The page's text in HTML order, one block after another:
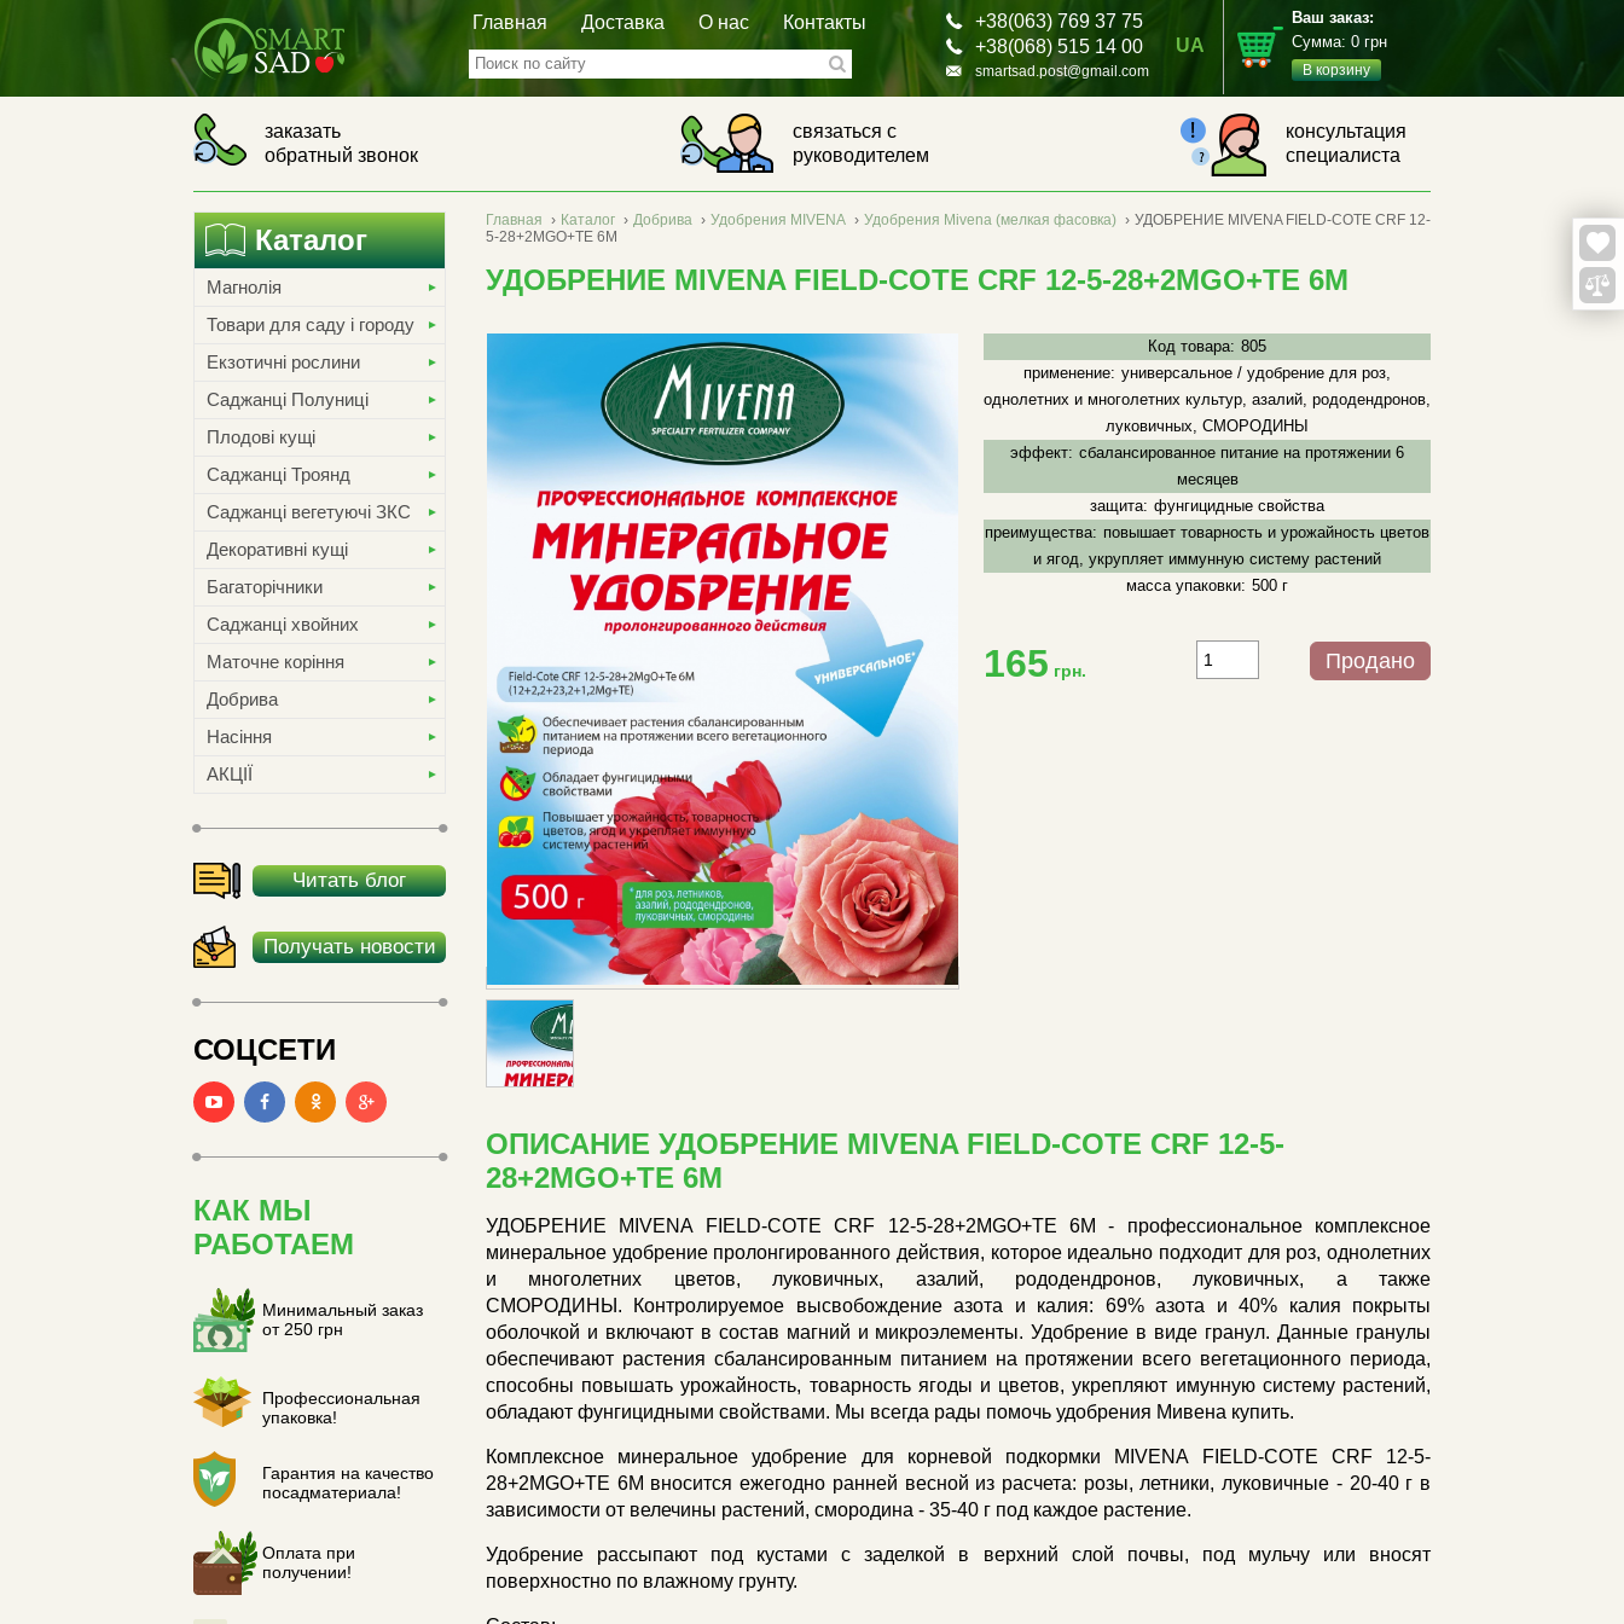
Главная Доставка О нас Контакты
+38(063) 769 37 75
+38(068) 515 14 00
smartsad.post@gmail.com
UA
Ваш заказ:
Сумма: 0 грн
В корзину
заказать
обратный звонок
связаться с
руководителем
консультация
специалиста
Каталог
Магнолія
Товари для саду і городу
Екзотичні рослини
Саджанці Полуниці
Плодові кущі
Саджанці Троянд
Саджанці вегетуючі ЗКС
Декоративні кущі
Багаторічники
Саджанці хвойних
Маточне коріння
Добрива
Насіння
АКЦІЇ
Читать блог
Получать новости
СОЦСЕТИ
КАК МЫ
РАБОТАЕМ
Минимальный заказ
от 250 грн
Профессиональная
упаковка!
Гарантия на качество
посадматериала!
Оплата при
получении!
Главная › Каталог › Добрива › Удобрения MIVENA › Удобрения Mivena (мелкая фасовка) › УДОБРЕНИЕ MIVENA FIELD-COTE CRF 12-
5-28+2MGO+TE 6M
УДОБРЕНИЕ MIVENA FIELD-COTE CRF 12-5-28+2MGO+TE 6M
Код товара: 805
применение: универсальное / удобрение для роз,
однолетних и многолетних культур, азалий, рододендронов,
луковичных, СМОРОДИНЫ
эффект: сбалансированное питание на протяжении 6
месяцев
защита: фунгицидные свойства
преимущества: повышает товарность и урожайность цветов
и ягод, укрупляет иммунную систему растений
масса упаковки: 500 г
165 грн. Продано
ОПИСАНИЕ УДОБРЕНИЕ MIVENA FIELD-COTE CRF 12-5-
28+2MGO+TE 6M
УДОБРЕНИЕ MIVENA FIELD-COTE CRF 12-5-28+2MGO+TE 6M - профессиональное комплексное
минеральное удобрение пролонгированного действия, которое идеально подходит для роз, однолетних
и многолетних цветов, луковичных, азалий, рододендронов, луковичных, а также
СМОРОДИНЫ. Контролируемое высвобождение азота и калия: 69% азота и 40% калия покрыты
оболочкой и включают в состав магний и микроэлементы. Удобрение в виде гранул. Данные гранулы
обеспечивают растения сбалансированным питанием на протяжении всего вегетационного периода,
способны повышать урожайность, товарность ягоды и цветов, укрепляют имунную систему растений,
обладают фунгицидными свойствами. Мы всегда рады помочь удобрения Мивена купить.
Комплексное минеральное удобрение для корневой подкормки MIVENA FIELD-COTE CRF 12-5-
28+2MGO+TE 6M вносится ежегодно ранней весной из расчета: розы, летники, луковичные - 20-40 г в
зависимости от велечины растений, смородина - 35-40 г под каждое растение.
Удобрение рассыпают под кустами с заделкой в верхний слой почвы, под мульчу или вносят
поверхностно по влажному грунту.